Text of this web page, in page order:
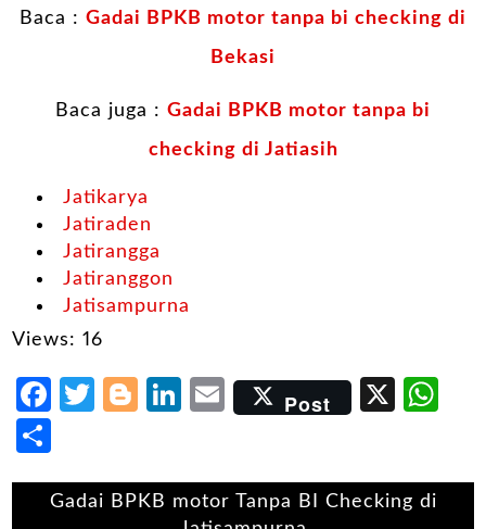
Baca : Gadai BPKB motor tanpa bi checking di
Bekasi
Baca juga : Gadai BPKB motor tanpa bi
checking di Jatiasih
Jatikarya
Jatiraden
Jatirangga
Jatiranggon
Jatisampurna
Views: 16
Facebook
Twitter
Blogger
LinkedIn
Email
Post X
Gadai BPKB motor Tanpa BI Checking di